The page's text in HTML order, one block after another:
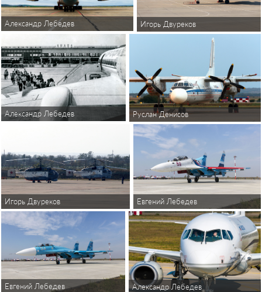
Александр Лебедев Игорь Двуреков
Александр Лебедев Руслан Денисов
Игорь Двуреков Евгений Лебедев
Евгений Лебедев Александр Лебедев